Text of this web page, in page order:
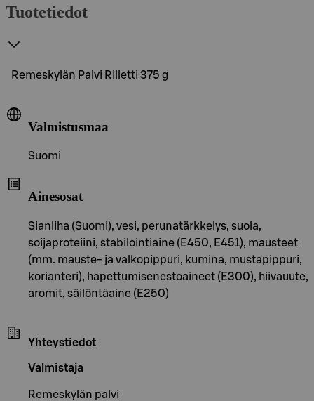
Tuotetiedot
Remeskylän Palvi Rilletti 375 g
Valmistusmaa
Suomi
Ainesosat
Sianliha (Suomi), vesi, perunatärkkelys, suola,
soijaproteiini, stabilointiaine (E450, E451), mausteet
(mm. mauste- ja valkopippuri, kumina, mustapippuri,
korianteri), hapettumisenestoaineet (E300), hiivauute,
aromit, säilöntäaine (E250)
Yhteystiedot
Valmistaja
Remeskylän palvi